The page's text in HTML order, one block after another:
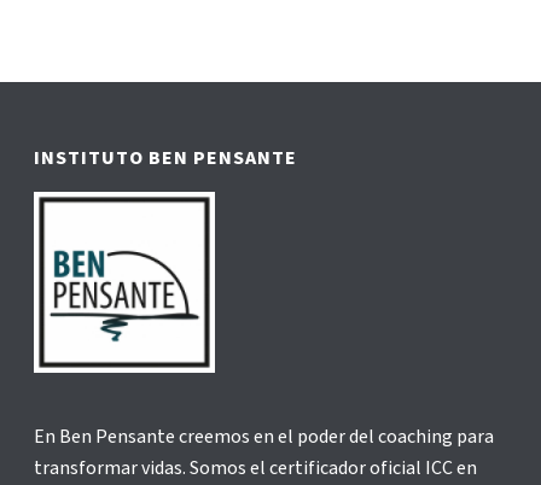
INSTITUTO BEN PENSANTE
En Ben Pensante creemos en el poder del coaching para
transformar vidas. Somos el certificador oficial ICC en